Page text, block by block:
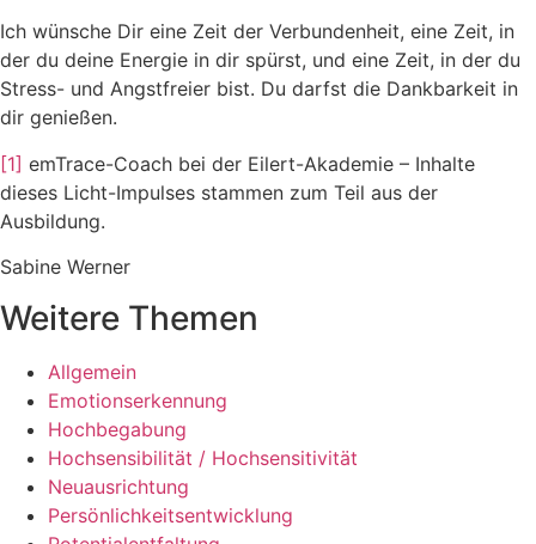
Ich wünsche Dir eine Zeit der Verbundenheit, eine Zeit, in
der du deine Energie in dir spürst, und eine Zeit, in der du
Stress- und Angstfreier bist. Du darfst die Dankbarkeit in
dir genießen.
[1] emTrace-Coach bei der Eilert-Akademie – Inhalte
dieses Licht-Impulses stammen zum Teil aus der
Ausbildung.
Sabine Werner
Weitere Themen
Allgemein
Emotionserkennung
Hochbegabung
Hochsensibilität / Hochsensitivität
Neuausrichtung
Persönlichkeitsentwicklung